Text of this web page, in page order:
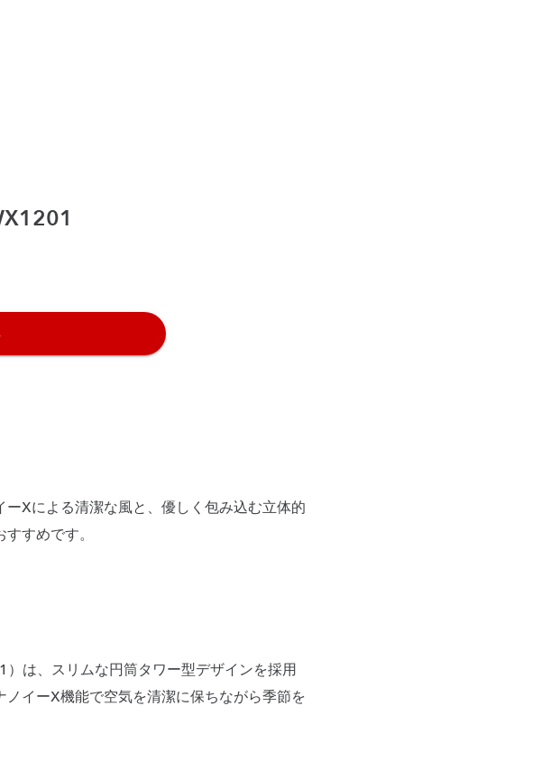
Xによる清潔な風と、優しく包み込む立体的
すめです。
は、スリムな円筒タワー型デザインを採用
イーX機能で空気を清潔に保ちながら季節を